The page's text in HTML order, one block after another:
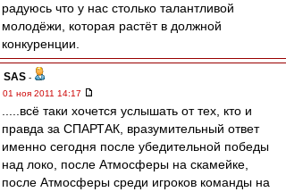
радуюсь что у нас столько талантливой
молодёжи, которая растёт в должной
конкуренции.
SAS -
01 ноя 2011 14:17
.....всё таки хочется услышать от тех, кто и
правда за СПАРТАК, вразумительный ответ
именно сегодня после убедительной победы
над локо, после Атмосферы на скамейке,
после Атмосферы среди игроков команды на